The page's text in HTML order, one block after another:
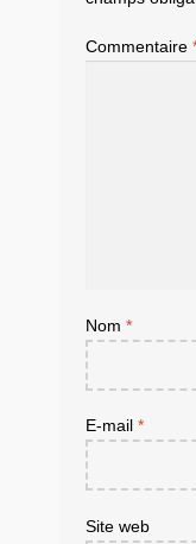
Commentaire
Nom *
E-mail *
Site web